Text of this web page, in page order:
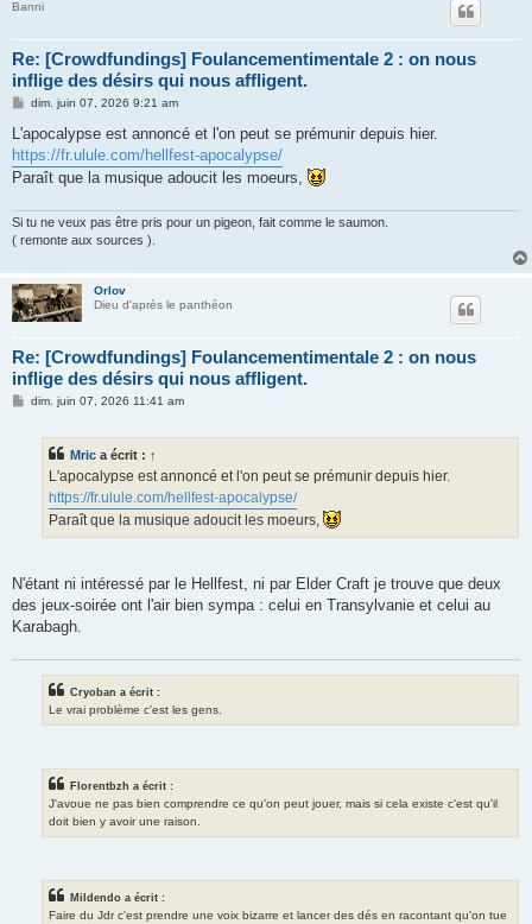
Banni
Re: [Crowdfundings] Foulancementimentale 2 : on nous
inflige des désirs qui nous affligent.
M
s
s
a
g
e
dim. juin 07, 2026 9:21 am
L'apocalypse est annoncé et l'on peut se prémunir depuis hier.
https://fr.ulule.com/hellfest-apocalypse/
Paraît que la musique adoucit les moeurs,
Si tu ne veux pas être pris pour un pigeon, fait comme le saumon.
( remonte aux sources ).
Orlov
Dieu d'après le panthéon
Re: [Crowdfundings] Foulancementimentale 2 : on nous
inflige des désirs qui nous affligent.
Mdim. juin 07, 2026 11:41 am
Mric a écrit : ↑
L'apocalypse est annoncé et l'on peut se prémunir depuis hier.
https://fr.ulule.com/hellfest-apocalypse/
Paraît que la musique adoucit les moeurs,
N'étant ni intéressé par le Hellfest, ni par Elder Craft je trouve que deux
des jeux-soirée ont l'air bien sympa : celui en Transylvanie et celui au
Karabagh.
Cryoban a écrit :
Le vrai problème c'est les gens.
Florentbzh a écrit :
J'avoue ne pas bien comprendre ce qu'on peut jouer, mais si cela existe c'est qu'il
doit bien y avoir une raison.
Mildendo a écrit :
Faire du Jdr c'est prendre une voix bizarre et lancer des dés en racontant qu'on tue